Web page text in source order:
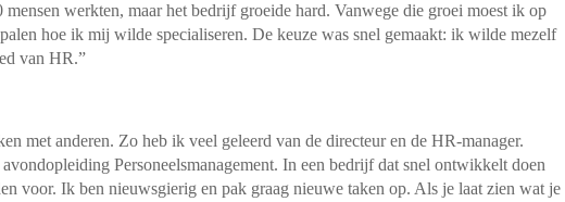
mensen werkten, maar het bedrijf groeide hard. Vanwege die groei moest ik op
hoe ik mij wilde specialiseren. De keuze was snel gemaakt: ik wilde mezelf
van HR.”
met anderen. Zo heb ik veel geleerd van de directeur en de HR-manager.
Personeelsmanagement. In een bedrijf dat snel ontwikkelt doen
voor. Ik ben nieuwsgierig en pak graag nieuwe taken op. Als je laat zien wat je